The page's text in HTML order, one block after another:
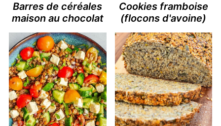
Barres de céréales
maison au chocolat
Cookies framboise
(flocons d'avoine)